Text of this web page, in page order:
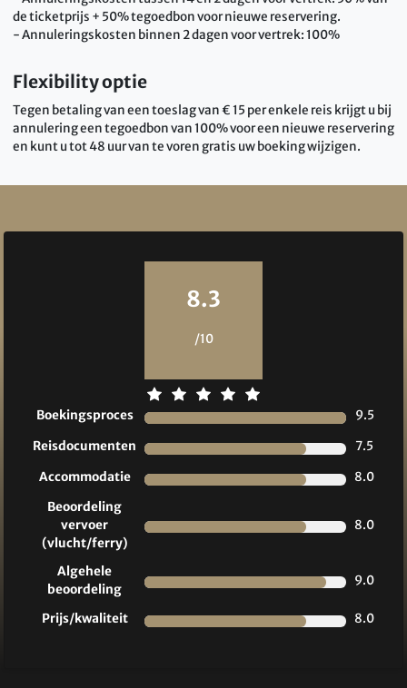
de ticketprijs + 50% tegoedbon voor nieuwe reservering.
- Annuleringskosten binnen 2 dagen voor vertrek: 100%
Flexibility optie
Tegen betaling van een toeslag van € 15 per enkele reis krijgt u bij
annulering een tegoedbon van 100% voor een nieuwe reservering
en kunt u tot 48 uur van te voren gratis uw boeking wijzigen.
8.3
/10
Boekingsproces
9.5
Reisdocumenten
7.5
Accommodatie
8.0
Beoordeling
vervoer
(vlucht/ferry)
8.0
Algehele
beoordeling
9.0
Prijs/kwaliteit 8.0